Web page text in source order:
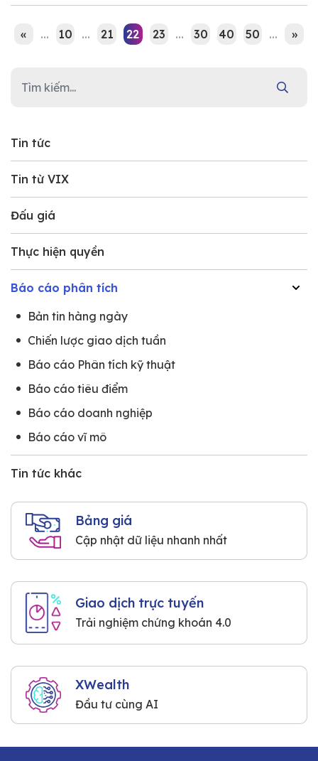
Tin tức
Tin từ VIX
Đấu giá
Thực hiện quyền
Báo cáo phân tích
Bản tin hàng ngày
Chiến lược giao dịch tuần
Báo cáo Phân tích kỹ thuật
Báo cáo tiêu điểm
Báo cáo doanh nghiệp
Báo cáo vĩ mô
Tin tức khác
Bảng giá
Cập nhật dữ liệu nhanh nhất
Giao dịch trực tuyến
Trải nghiệm chứng khoán 4.0
XWealth
Đầu tư cùng AI
« ... 10 ... 21 22 23 ... 30 40 50 ... »